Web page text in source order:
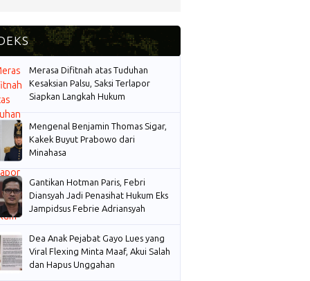
Merasa Difitnah atas Tuduhan
Kesaksian Palsu, Saksi Terlapor
Siapkan Langkah Hukum
Mengenal Benjamin Thomas Sigar,
Kakek Buyut Prabowo dari
Minahasa
Gantikan Hotman Paris, Febri
Diansyah Jadi Penasihat Hukum Eks
Jampidsus Febrie Adriansyah
Dea Anak Pejabat Gayo Lues yang
Viral Flexing Minta Maaf, Akui Salah
dan Hapus Unggahan